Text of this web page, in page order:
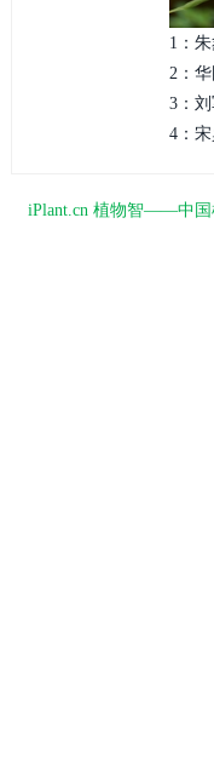
1：
2：
3：
4：
iPlant.cn 植物智——中国